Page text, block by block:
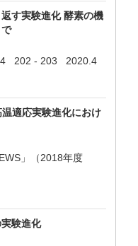
す実験進化 酵素の機
4 202 - 203 2020.4
適応実験進化におけ
」（2018年度
験進化